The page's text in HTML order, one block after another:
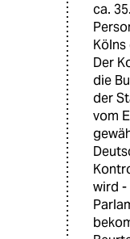
ca.
Kölns
Der
die
der
vom
wird -